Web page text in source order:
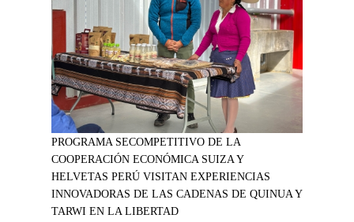
PROGRAMA SECOMPETITIVO DE LA
COOPERACIÓN ECONÓMICA SUIZA Y
HELVETAS PERÚ VISITAN EXPERIENCIAS
INNOVADORAS DE LAS CADENAS DE QUINUA Y
TARWI EN LA LIBERTAD